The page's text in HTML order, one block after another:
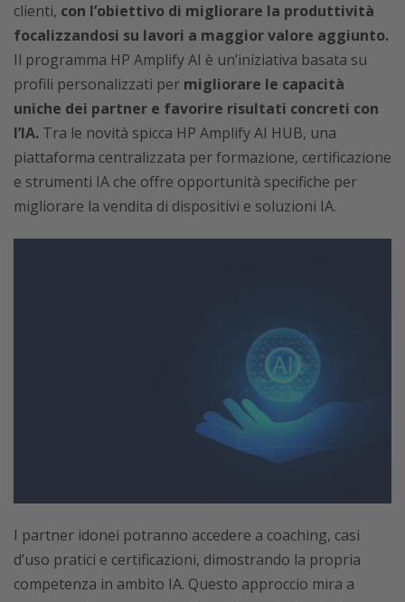
clienti, con l’obiettivo di migliorare la produttività
focalizzandosi su lavori a maggior valore aggiunto.
Il programma HP Amplify AI è un’iniziativa basata su
profili personalizzati per migliorare le capacità
uniche dei partner e favorire risultati concreti con
l’IA. Tra le novità spicca HP Amplify AI HUB, una
piattaforma centralizzata per formazione, certificazione
e strumenti IA che offre opportunità specifiche per
migliorare la vendita di dispositivi e soluzioni IA.
I partner idonei potranno accedere a coaching, casi
d’uso pratici e certificazioni, dimostrando la propria
competenza in ambito IA. Questo approccio mira a